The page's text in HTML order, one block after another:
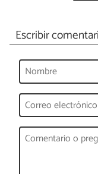
Escribir